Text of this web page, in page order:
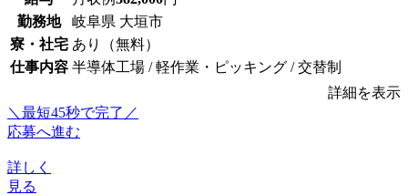
勤務地
岐阜県 大垣市
寮・社宅 あり（無料）
仕事内容 半導体工場 / 軽作業・ピッキング / 交替制
詳細を表示
＼最短45秒で完了／
応募へ進む
詳しく
見る